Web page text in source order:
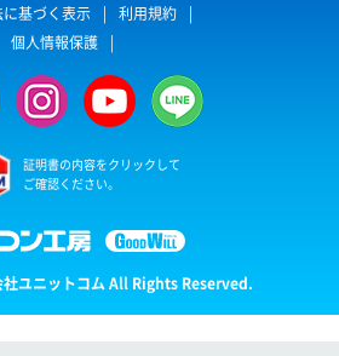
基づく表示
利用規約
個人情報保護
証明書の内容をクリックして
ご確認ください。
ユニットコム All Rights Reserved.